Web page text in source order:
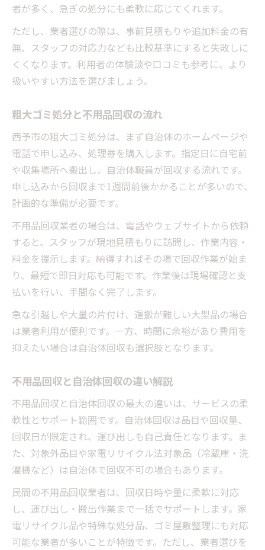
者が多く、急ぎの処分にも柔軟に応じてくれます。
ただし、業者選びの際は、事前見積もりや追加料金の有
無、スタッフの対応力なども比較基準にすると失敗しに
くくなります。利用者の体験談や口コミも参考に、より
扱いやすい方法を選びましょう。
粗大ゴミ処分と不用品回収の流れ
西予市の粗大ゴミ処分は、まず自治体のホームページや
電話で申し込み、処理券を購入します。指定日に自宅前
や収集場所へ搬出し、自治体職員が回収する流れです。
申し込みから回収まで1週間前後かかることが多いので、
計画的な準備が必要です。
不用品回収業者の場合は、電話やウェブサイトから依頼
すると、スタッフが現地見積もりに訪問し、作業内容・
料金を提示します。納得すればその場で回収作業が始ま
り、最短で即日対応も可能です。作業後は現場確認と支
払いを行い、手間なく完了します。
急な引越しや大量の片付け、運搬が難しい大型品の場合
は業者利用が便利です。一方、時間に余裕があり費用を
抑えたい場合は自治体回収も選択肢となります。
不用品回収と自治体回収の違い解説
不用品回収と自治体回収の最大の違いは、サービスの柔
軟性とサポート範囲です。自治体回収は品目や回収量、
回収日が限定され、運び出しも自己責任となります。ま
た、対象外品目や家電リサイクル法対象品（冷蔵庫・洗
濯機など）は自治体で回収不可の場合もあります。
民間の不用品回収業者は、回収日時や量に柔軟に対応
し、運び出し・搬出作業まで一括でサポートします。家
電リサイクル品や特殊な処分品、ゴミ屋敷整理にも対応
可能な業者が多いことが特徴です。ただし、業者選びを